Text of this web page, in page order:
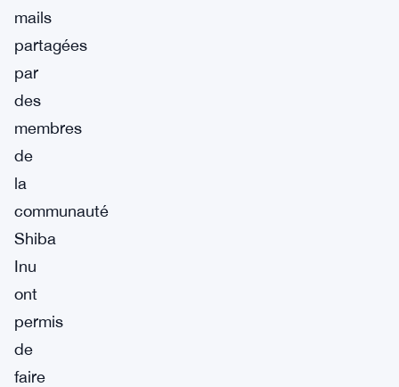
mails
partagées
par
des
membres
de
la
communauté
Shiba
Inu
ont
permis
de
faire